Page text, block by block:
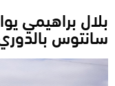
بلال براهيمي
سانتوس بالدوري